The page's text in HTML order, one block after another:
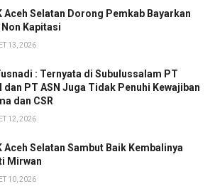
Aceh Selatan Dorong Pemkab Bayarkan
Non Kapitasi
13, 2026
: Ternyata di Subulussalam PT
dan PT ASN Juga Tidak Penuhi Kewajiban
dan CSR
12, 2026
Aceh Selatan Sambut Baik Kembalinya
Mirwan
10, 2026